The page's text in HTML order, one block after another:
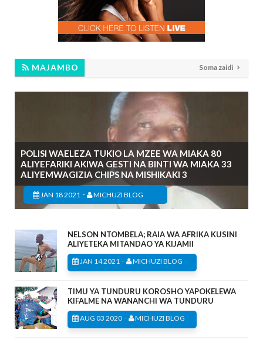
MAJAMBO Soma zaidi
POLISI WAELEZA TUKIO LA MZEE WA MIAKA 80
ALIYEFARIKI AKIWA GESTI NA BINTI WA MIAKA 33
ALIYEMWAGIZIA CHIPS NA MISHIKAKI 3
JAN 18 2021 - MICHUZI BLOG
NELSON NTOMBELA; RAIA WA AFRIKA KUSINI
ALIYETEKA MITANDAO YA KIJAMII
JAN 14 2021 - MICHUZI BLOG
TIMU YA TUNDURU KOROSHO YAPOKELEWA
KIFALME NA WANANCHI WA TUNDURU
AUG 03 2020 - MICHUZI BLOG